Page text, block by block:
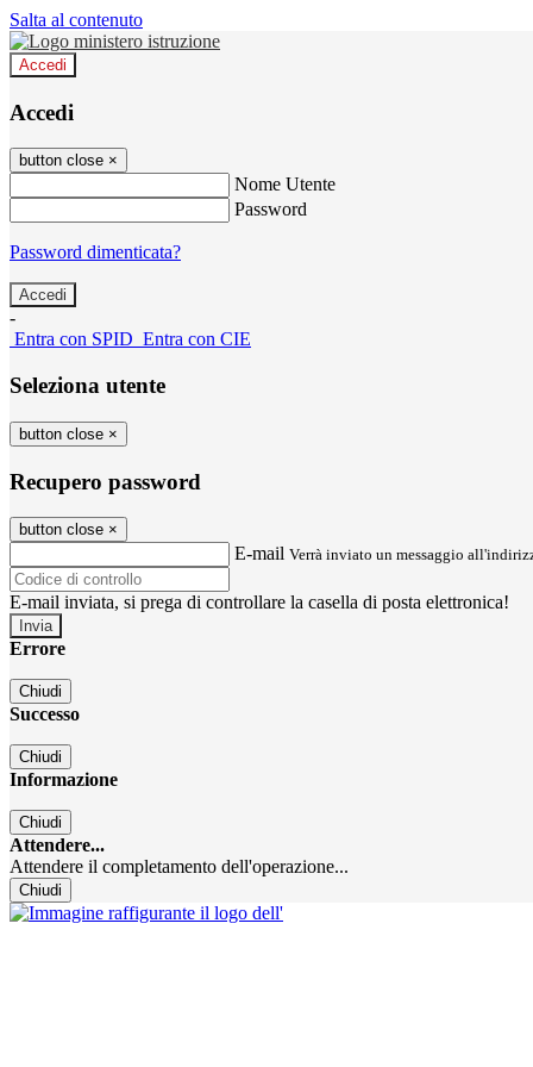
Salta al contenuto
Accedi
Accedi
button close ×
Nome Utente
Password
Password dimenticata?
-
Entra con SPID Entra con CIE
Seleziona utente
button close ×
Recupero password
button close ×
E-mail Verrà inviato un messaggio
E-mail inviata, si prega di controllare la casella di posta elettronica!
Errore
Chiudi
Successo
Chiudi
Informazione
Chiudi
Attendere...
Attendere il completamento dell'operazione...
Chiudi